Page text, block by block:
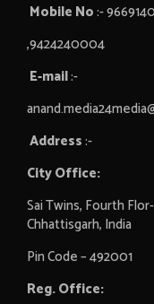
Mobile No:-
,9424240004
E-mail:-
Address:-
City Office:
Sai Twins, Fourth
Chhattisgarh, India
Pin Code – 492001
Reg. Office: